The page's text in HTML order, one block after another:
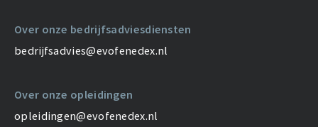
Over onze bedrijfsadviesdiensten
bedrijfsadvies@evofenedex.nl
Over onze opleidingen
opleidingen@evofenedex.nl